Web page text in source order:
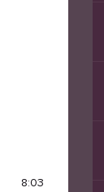
8:03